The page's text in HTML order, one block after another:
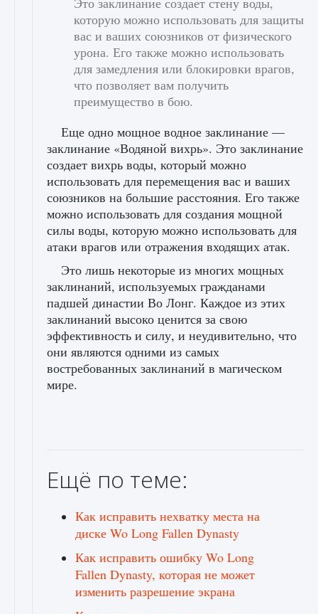
которую можно использовать для защиты
вас и ваших союзников от физического
урона. Его также можно использовать
для замедления или блокировки врагов,
что позволяет вам получить
преимущество в бою.
Еще одно мощное водное заклинание —
заклинание «Водяной вихрь». Это заклинание
создает вихрь воды, который можно
использовать для перемещения вас и ваших
союзников на большие расстояния. Его также
можно использовать для создания мощной
силы воды, которую можно использовать для
атаки врагов или отражения входящих атак.
Это лишь некоторые из многих мощных
заклинаний, используемых гражданами
падшей династии Во Лонг. Каждое из этих
заклинаний высоко ценится за свою
эффективность и силу, и неудивительно, что
они являются одними из самых
востребованных заклинаний в магическом
мире.
Ещё по теме:
Как исправить нехватку места на
диске Wo Long Fallen Dynasty
Как исправить ошибку Wo Long
Fallen Dynasty, которая не может
изменить разрешение экрана